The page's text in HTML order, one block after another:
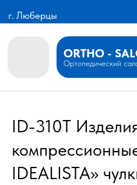
г. Люберцы Пн-
ORTHO - SALON
Ортопедический салон
ID-310T
IDEALISTA»